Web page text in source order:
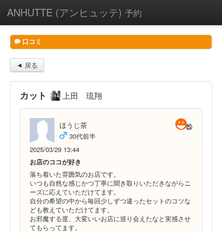
ANHUTTE (アンヒュッテ) 予約
口コミ
◄ 戻る
カット 上田 琉翔
ほうじ茶
30代前半
2025/03/29 13:44
お店のココが好き
落ち着いた雰囲気のお店です。
いつも自然な感じかつ丁寧に聞き取りいただきながらニ
ーズに応えていただけてます。
自分の希望の中から毎回少しずつ違ったセットのコツな
ども教えていただけてます。
お邪魔する度、大変いいお店に巡り会えたなと実感させ
てもらってます。